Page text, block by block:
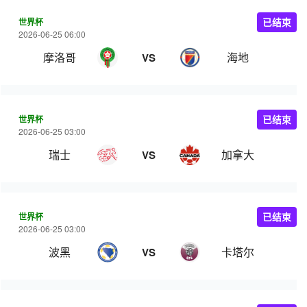
世界杯
2026-06-25 06:00
摩洛哥 VS 海地
已结束
世界杯
2026-06-25 03:00
瑞士 VS 加拿大
已结束
世界杯
2026-06-25 03:00
波黑 VS 卡塔尔
已结束